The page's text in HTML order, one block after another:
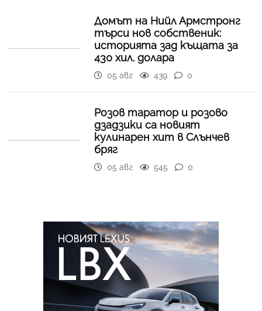
Домът на Нийл Армстронг
търси нов собственик:
историята зад къщата за
430 хил. долара
05 авг 439 0
Розов таратор и розово
дзадзики са новият
кулинарен хит в Слънчев
бряг
05 авг 545 0